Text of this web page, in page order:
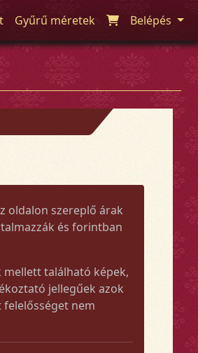
Gyűrű méretek Belépés
oldalon szereplő árak
és forintban
mellett található képek,
jellegűek azok
nem